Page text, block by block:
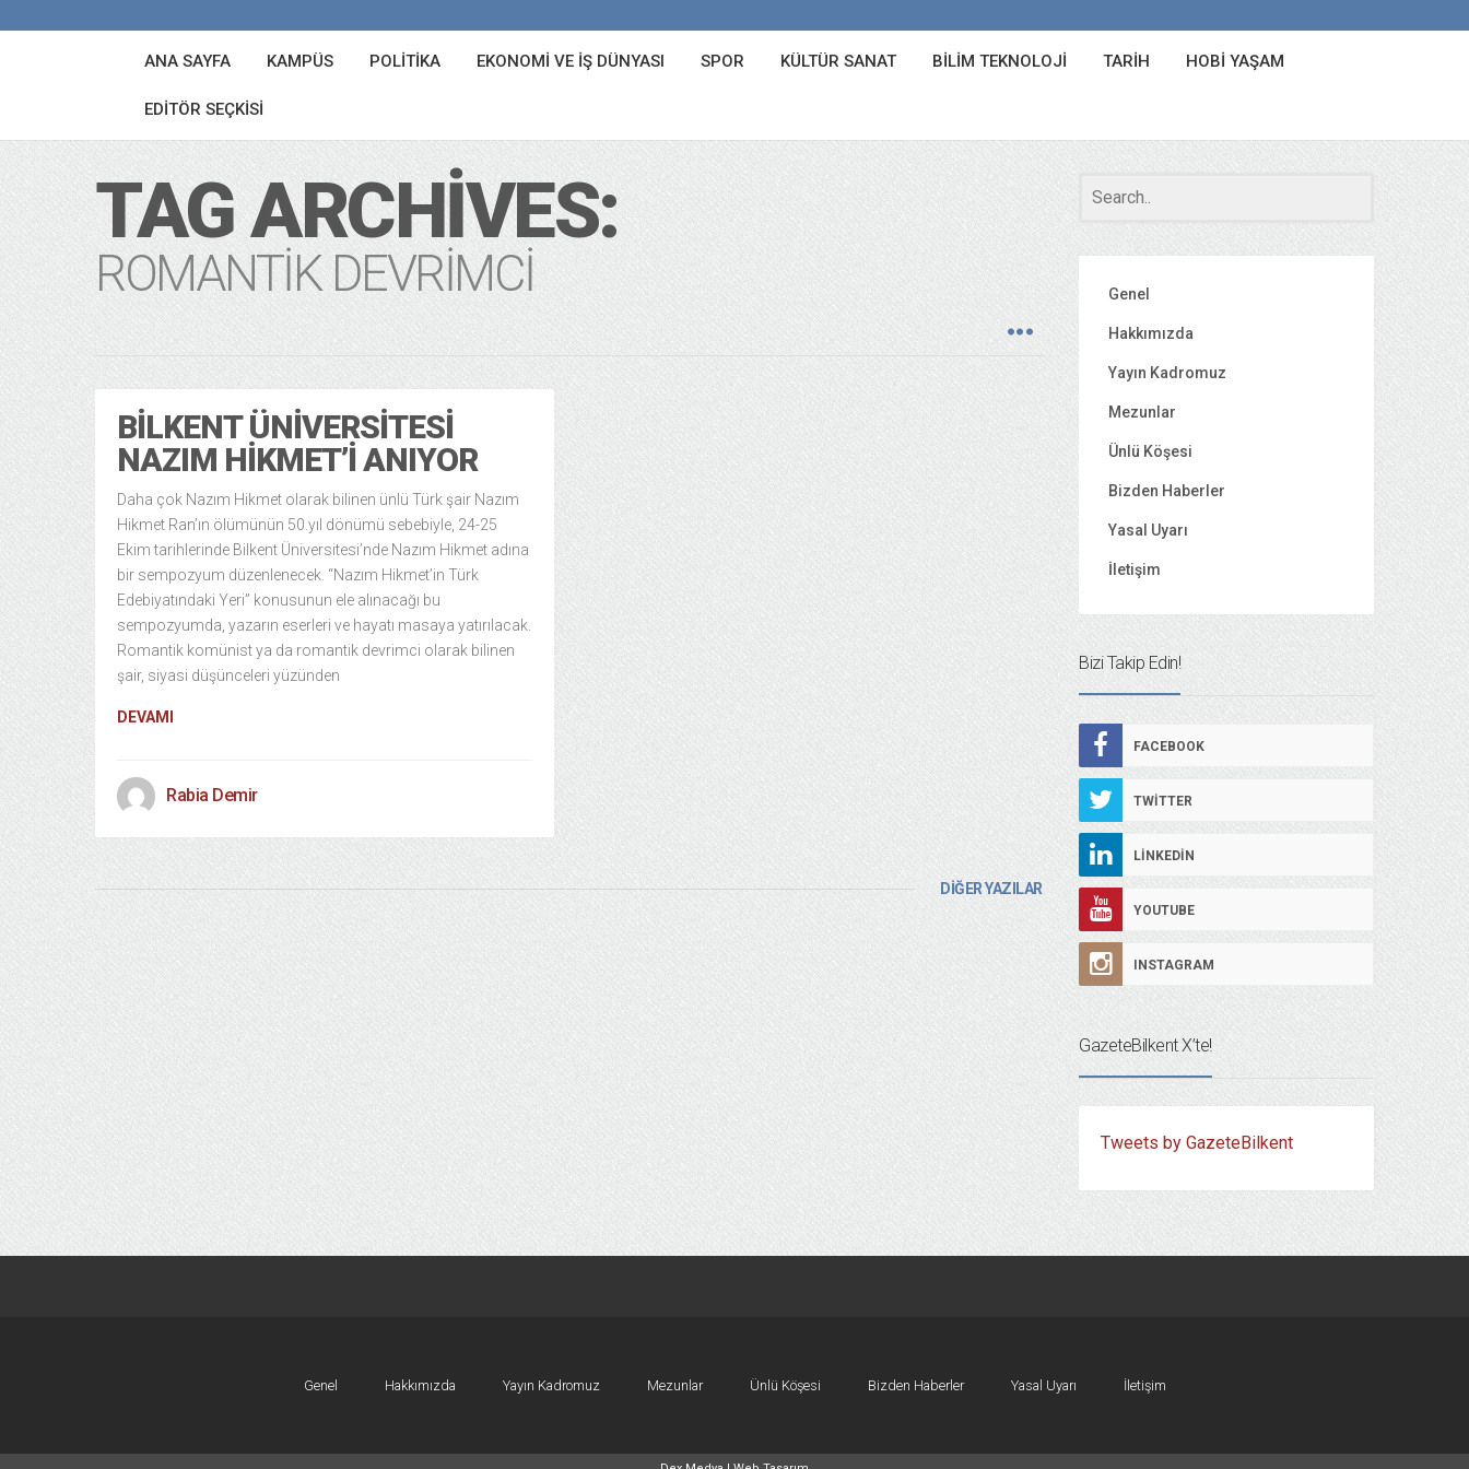
ANA SAYFA KAMPÜS POLITIKA EKONOMI VE İŞ DÜNYASI SPOR KÜLTÜR SANAT BILIM TEKNOLOJI TARIH HOBI YAŞAM
EDITÖR SEÇKISI
TAG ARCHIVES:
ROMANTIK DEVRIMCI
BILKENT ÜNIVERSITESI
NAZIM HIKMET’I ANIYOR
Daha çok Nazım Hikmet olarak bilinen ünlü Türk şair Nazım
Hikmet Ran’ın ölümünün 50.yıl dönümü sebebiyle, 24-25
Ekim tarihlerinde Bilkent Üniversitesi’nde Nazım Hikmet adına
bir sempozyum düzenlenecek. “Nazım Hikmet’in Türk
Edebiyatındaki Yeri” konusunun ele alınacağı bu
sempozyumda, yazarın eserleri ve hayatı masaya yatırılacak.
Romantik komünist ya da romantik devrimci olarak bilinen
şair, siyasi düşünceleri yüzünden
DEVAMI
Rabia Demir
DİĞER YAZILAR
Genel
Hakkımızda
Yayın Kadromuz
Mezunlar
Ünlü Köşesi
Bizden Haberler
Yasal Uyarı
İletişim
Bizi Takip Edin!
FACEBOOK
TWITTER
LINKEDIN
YOUTUBE
INSTAGRAM
GazeteBilkent X’te!
Tweets by GazeteBilkent
Genel Hakkımızda Yayın Kadromuz Mezunlar Ünlü Köşesi Bizden Haberler Yasal Uyarı İletişim